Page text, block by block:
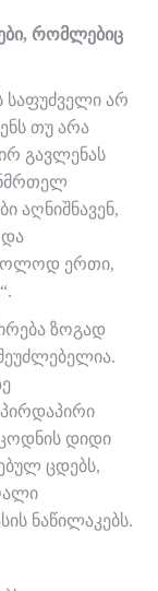
რომლებიც
საფუძველი არ
თუ არა
გავლენას
აღნიშნავენ,
ერთი,
ზოგად
პირდაპირი
ცოდნის დიდი
ცდებს,
ნაწილაკებს.